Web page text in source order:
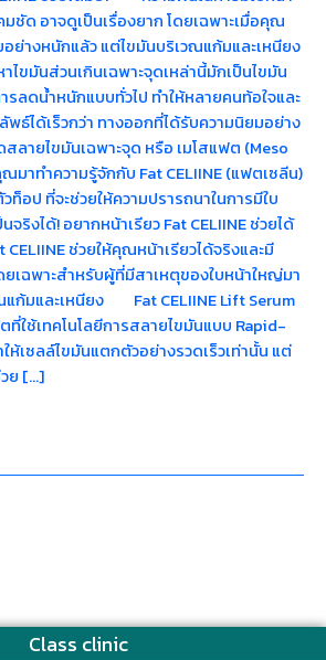
ชัด อาจดูเป็นเรื่องยาก โดยเฉพาะเมื่อคุณ
ย่างหนักแล้ว แต่ไขมันบริเวณแก้มและเหนียง
ไขมันส่วนเกินเฉพาะจุดเหล่านี้มักเป็นไขมัน
ลดน้ำหนักแบบทั่วไป ทำให้หลายคนท้อใจและ
ธ์ได้เร็วกว่า ทางออกที่ได้รับความนิยมอย่าง
ลายไขมันเฉพาะจุด หรือ เมโสแฟต (Meso
ณมาทำความรู้จักกับ Fat CELIINE (แฟตเซลีน)
อป ที่จะช่วยให้ความปรารถนาในการมีใบ
จริงได้! อยากหน้าเรียว Fat CELIINE ช่วยได้
ช่วยให้คุณหน้าเรียวได้จริงและมี
เฉพาะสำหรับผู้ที่มีสาเหตุของใบหน้าใหญ่มา
แก้มและเหนียง Fat CELIINE Lift Serum
ใช้เทคโนโลยีการสลายไขมันแบบ Rapid-
ห้เซลล์ไขมันแตกตัวอย่างรวดเร็วเท่านั้น แต่
ย […]
Class clinic